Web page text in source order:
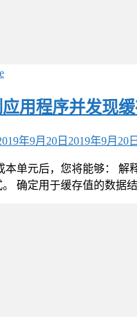
用程序并发现
年9月20日 2019年9月20日
本单元后，您将能够： 解
。 确定用于缓存值的数据